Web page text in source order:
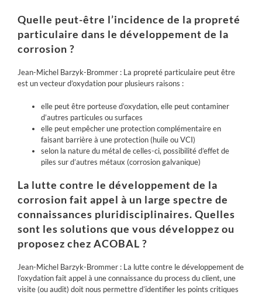
Quelle peut-être l’incidence de la propreté
particulaire dans le développement de la
corrosion ?
Jean-Michel Barzyk-Brommer : La propreté particulaire peut être
est un vecteur d’oxydation pour plusieurs raisons :
elle peut être porteuse d’oxydation, elle peut contaminer
d’autres particules ou surfaces
elle peut empêcher une protection complémentaire en
faisant barrière à une protection (huile ou VCI)
selon la nature du métal de celles-ci, possibilité d’effet de
piles sur d’autres métaux (corrosion galvanique)
La lutte contre le développement de la
corrosion fait appel à un large spectre de
connaissances pluridisciplinaires. Quelles
sont les solutions que vous développez ou
proposez chez ACOBAL ?
Jean-Michel Barzyk-Brommer : La lutte contre le développement de
l’oxydation fait appel à une connaissance du process du client, une
visite (ou audit) doit nous permettre d’identifier les points critiques